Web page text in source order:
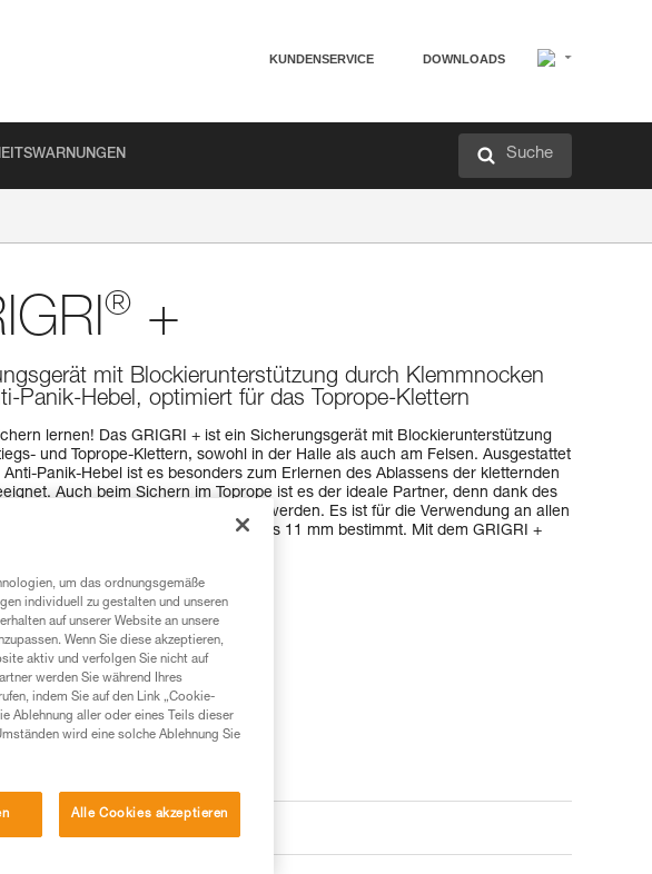
KUNDENSERVICE DOWNLOADS
Suche
® +
mit Blockierunterstützung durch Klemmnocken
Panik-Hebel, optimiert für das Toprope-Klettern
lernen! Das GRIGRI + ist ein Sicherungsgerät mit Blockierunterstützung
und Toprope-Klettern, sowohl in der Halle als auch am Felsen. Ausgestattet
Anti-Panik-Hebel ist es besonders zum Erlernen des Ablassens der kletternden
Auch beim Sichern im Toprope ist es der ideale Partner, denn dank des
+ kann Seil leichter eingezogen werden. Es ist für die Verwendung an allen
mit einem Durchmesser von 8,5 bis 11 mm bestimmt. Mit dem GRIGRI +
finden
um das ordnungsgemäße
individuell zu gestalten und unseren
auf unserer Website an unsere
Wenn Sie diese akzeptieren,
aktiv und verfolgen Sie nicht auf
werden Sie während Ihres
indem Sie auf den Link „Cookie-
Ablehnung aller oder eines Teils dieser
wird eine solche Ablehnung Sie
Alle Cookies akzeptieren